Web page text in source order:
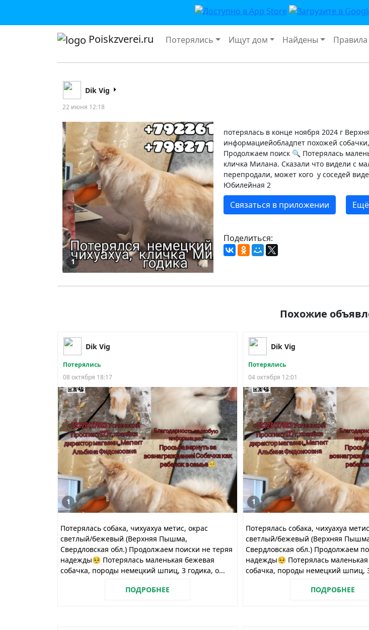
Poiskzverei.ru Потерялись Ищут дом Найдены Правила
Dik Vig
22 июня 12:18
1
потерялась в конце ноября 2024 г
информациейобладпет похожей
Продолжаем поиск 🔍 Потерялась
кличка Милана. Сказали что видели с
перепродали, может кого у соседей
Юбилейная 2
Связаться в приложении Ещё
Поделиться:
Похожие
Dik Vig
Потерялись
08 октября 18:17
1
Потерялась собака, чихуахуа метис, окрас
светлый/бежевый (Верхняя Пышма,
Свердловская обл.) Продолжаем поиски не теряя
надежды🥺 Потерялась маленькая бежевая
собачка, породы немецкий шпиц, 3 годика, о...
ПОДРОБНЕЕ
Dik Vig
Потерялись
04 октября 12:01
1
Потерялась собака, чихуахуа
светлый/бежевый (Верхняя
Свердловская обл.) Продолжаем
надежды🥺 Потерялась
собачка, породы немецкий шпиц,
ПОДРОБНЕЕ